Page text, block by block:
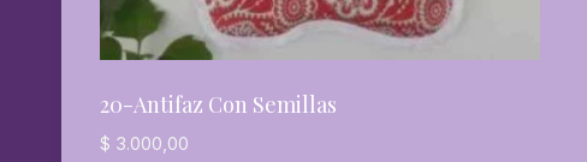
20-Antifaz Con Semillas
$ 3.000,00